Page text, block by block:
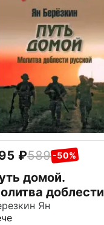
589 -50%
домой.
доблести
Ян